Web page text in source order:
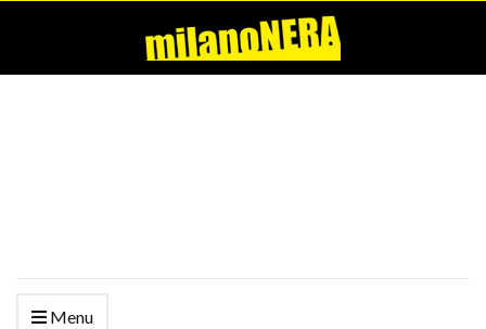
Menu